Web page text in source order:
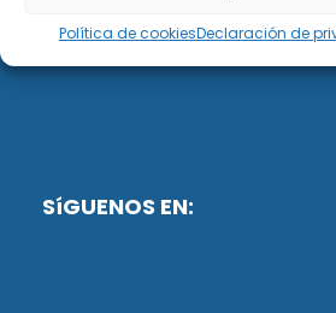
Política de cookiesDeclaración de
SíGUENOS EN: